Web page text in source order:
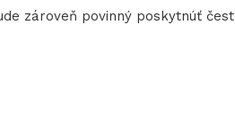
zároveň povinný poskytnúť